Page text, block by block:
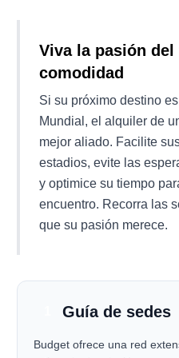
Viva la pasión
comodidad
Si su próximo destino
Mundial, el alquiler de
mejor aliado. Facilite
estadios, evite las
y optimice su tiempo
encuentro. Recorra las
que su pasión merece.
Guía de sedes
Budget ofrece una red